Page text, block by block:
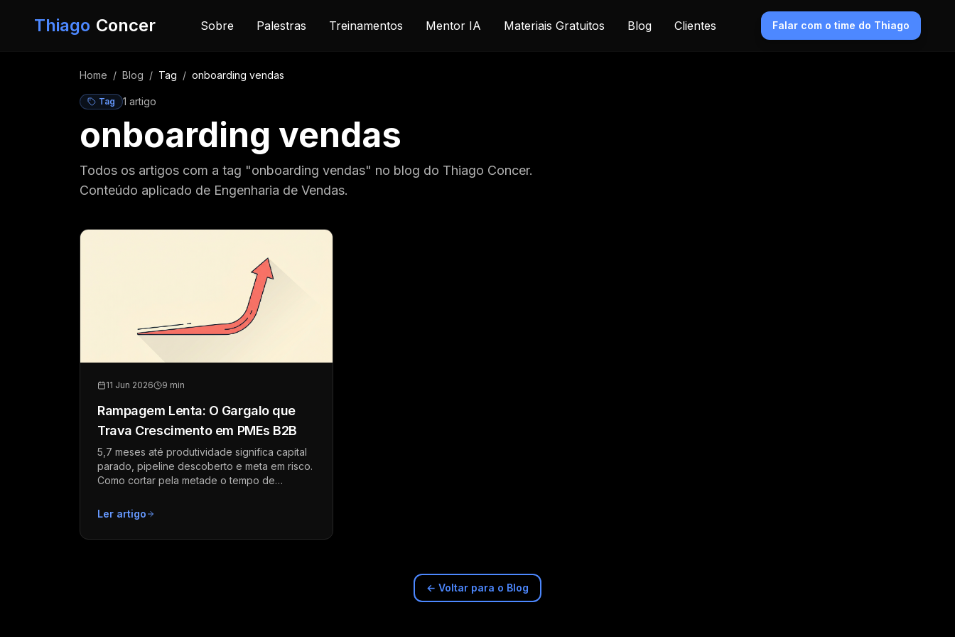
Thiago Concer Sobre Palestras Treinamentos Mentor IA Materiais Gratuitos Blog Clientes Falar com o time do Thiago
Home / Blog / Tag / onboarding vendas
Tag 1 artigo
onboarding vendas
Todos os artigos com a tag "onboarding vendas" no blog do Thiago Concer.
Conteúdo aplicado de Engenharia de Vendas.
11 Jun 2026 9 min
Rampagem Lenta: O Gargalo que
Trava Crescimento em PMEs B2B
5,7 meses até produtividade significa capital
parado, pipeline descoberto e meta em risco.
Como cortar pela metade o tempo de
Ler artigo
← Voltar para o Blog